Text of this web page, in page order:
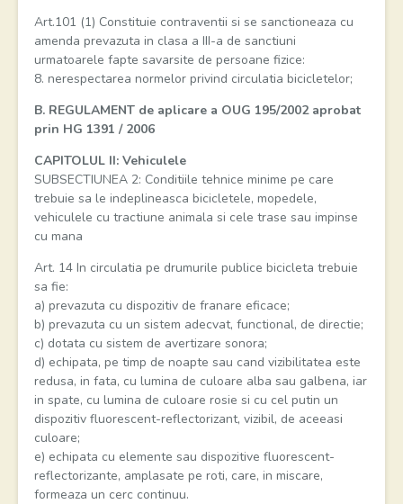
Art.101 (1) Constituie contraventii si se sanctioneaza cu
amenda prevazuta in clasa a III-a de sanctiuni
urmatoarele fapte savarsite de persoane fizice:
8. nerespectarea normelor privind circulatia bicicletelor;
B. REGULAMENT de aplicare a OUG 195/2002 aprobat
prin HG 1391 / 2006
CAPITOLUL II: Vehiculele
SUBSECTIUNEA 2: Conditiile tehnice minime pe care
trebuie sa le indeplineasca bicicletele, mopedele,
vehiculele cu tractiune animala si cele trase sau impinse
cu mana
Art. 14 In circulatia pe drumurile publice bicicleta trebuie
sa fie:
a) prevazuta cu dispozitiv de franare eficace;
b) prevazuta cu un sistem adecvat, functional, de directie;
c) dotata cu sistem de avertizare sonora;
d) echipata, pe timp de noapte sau cand vizibilitatea este
redusa, in fata, cu lumina de culoare alba sau galbena, iar
in spate, cu lumina de culoare rosie si cu cel putin un
dispozitiv fluorescent-reflectorizant, vizibil, de aceeasi
culoare;
e) echipata cu elemente sau dispozitive fluorescent-
reflectorizante, amplasate pe roti, care, in miscare,
formeaza un cerc continuu.